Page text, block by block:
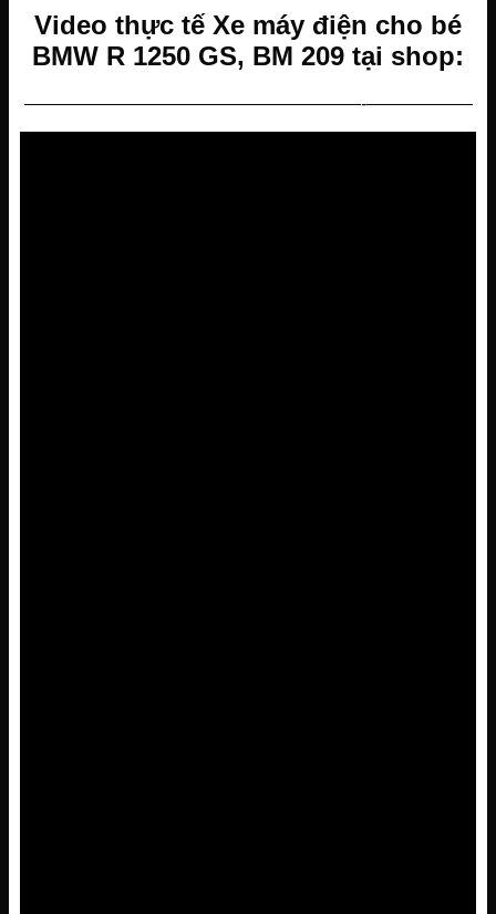
Video thực tế Xe máy điện cho bé
BMW R 1250 GS, BM 209 tại shop:
———————————————————-——————